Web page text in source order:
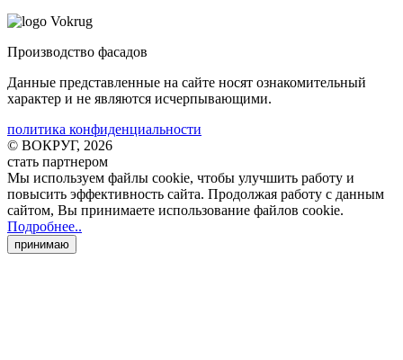
Производство фасадов
Данные представленные на сайте носят ознакомительный
характер и не являются исчерпывающими.
политика конфиденциальности
© ВОКРУГ, 2026
стать партнером
Мы используем файлы cookie, чтобы улучшить работу и
повысить эффективность сайта. Продолжая работу с данным
сайтом, Вы принимаете использование файлов cookie.
Подробнее..
принимаю